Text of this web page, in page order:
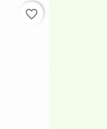
favorite_border